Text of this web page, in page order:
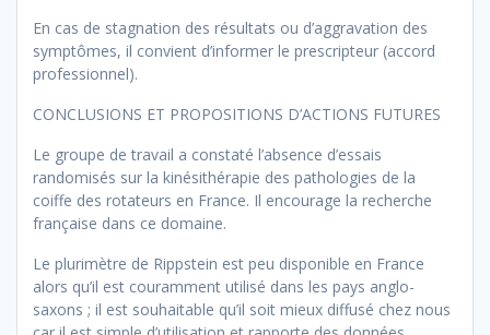
En cas de stagnation des résultats ou d’aggravation des
symptômes, il convient d’informer le prescripteur (accord
professionnel).
CONCLUSIONS ET PROPOSITIONS D’ACTIONS FUTURES
Le groupe de travail a constaté l’absence d’essais
randomisés sur la kinésithérapie des pathologies de la
coiffe des rotateurs en France. Il encourage la recherche
française dans ce domaine.
Le plurimètre de Rippstein est peu disponible en France
alors qu’il est couramment utilisé dans les pays anglo-
saxons ; il est souhaitable qu’il soit mieux diffusé chez nous